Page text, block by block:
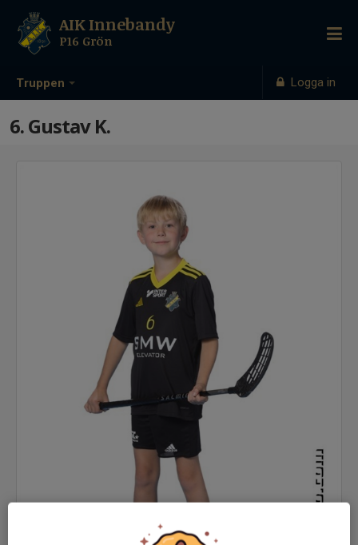
Truppen Logga in
AIK Innebandy
P16 Grön
6. Gustav K.